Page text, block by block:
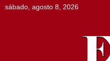
sábado, agosto 8, 2026